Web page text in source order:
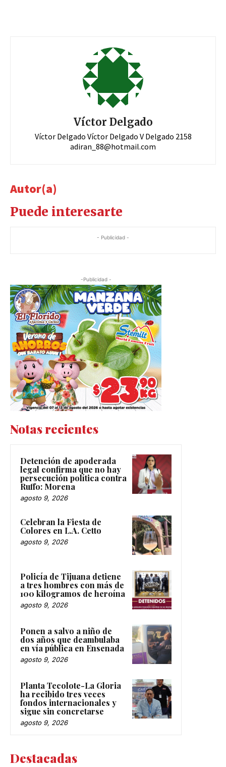
Víctor Delgado
Víctor Delgado Víctor Delgado V Delgado 2158
adiran_88@hotmail.com
Autor(a)
Puede interesarte
- Publicidad -
-Publicidad -
Notas recientes
Detención de apoderada
legal confirma que no hay
persecución política contra
Ruffo: Morena
agosto 9, 2026
Celebran la Fiesta de
Colores en L.A. Cetto
agosto 9, 2026
Policía de Tijuana detiene
a tres hombres con más de
100 kilogramos de heroína
agosto 9, 2026
Ponen a salvo a niño de
dos años que deambulaba
en vía pública en Ensenada
agosto 9, 2026
Planta Tecolote-La Gloria
ha recibido tres veces
fondos internacionales y
sigue sin concretarse
agosto 9, 2026
Destacadas